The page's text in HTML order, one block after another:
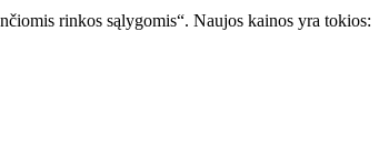
rinkos sąlygomis“. Naujos kainos yra tokios: